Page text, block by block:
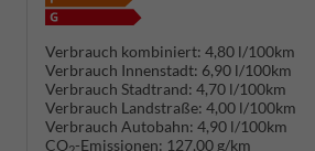
Verbrauch kombiniert: 4,80 l/100km
Verbrauch Innenstadt: 6,90 l/100km
Verbrauch Stadtrand: 4,70 l/100km
Verbrauch Landstraße: 4,00 l/100km
Verbrauch Autobahn: 4,90 l/100km
CO -Emissionen: 127,00 g/km